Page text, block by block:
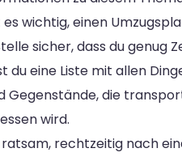
wichtig, einen
sicher, dass du genug
du eine Liste mit allen
Gegenstände, die
wird.
rechtzeitig nach